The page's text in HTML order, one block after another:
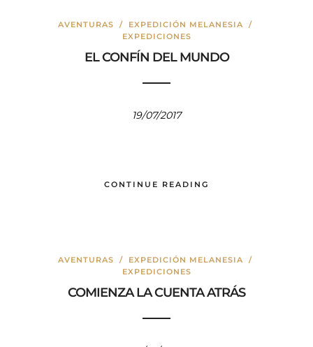
AVENTURAS / EXPEDICIÓN MELANESIA /
EXPEDICIONES
EL CONFÍN DEL MUNDO
19/07/2017
CONTINUE READING
AVENTURAS / EXPEDICIÓN MELANESIA /
EXPEDICIONES
COMIENZA LA CUENTA ATRÁS